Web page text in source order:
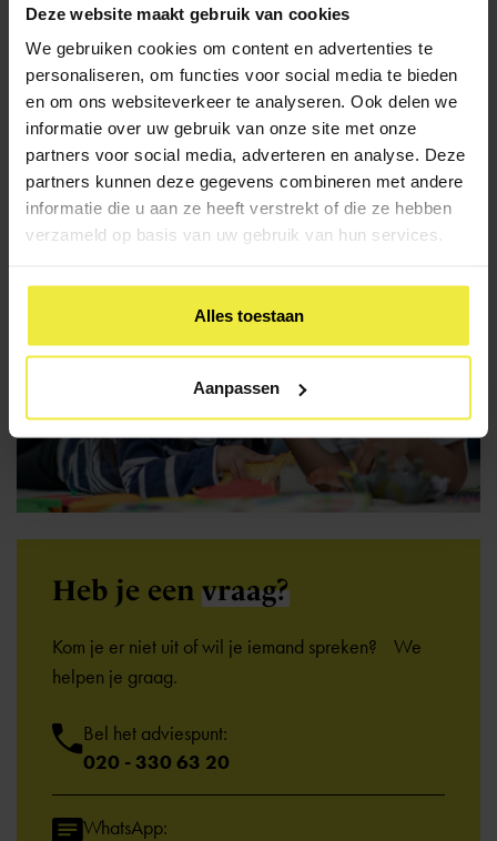
Deze website maakt gebruik van cookies
We gebruiken cookies om content en advertenties te
personaliseren, om functies voor social media te bieden
en om ons websiteverkeer te analyseren. Ook delen we
informatie over uw gebruik van onze site met onze
partners voor social media, adverteren en analyse. Deze
partners kunnen deze gegevens combineren met andere
informatie die u aan ze heeft verstrekt of die ze hebben
verzameld op basis van uw gebruik van hun services.
Alles toestaan
Aanpassen
Vrijdag 13 februari 2026:open dag
Terug naar overzicht
Heb je een vraag?
Kom je er niet uit of wil je iemand spreken? We
helpen je graag.
Bel het adviespunt:
020 - 330 63 20
WhatsApp: